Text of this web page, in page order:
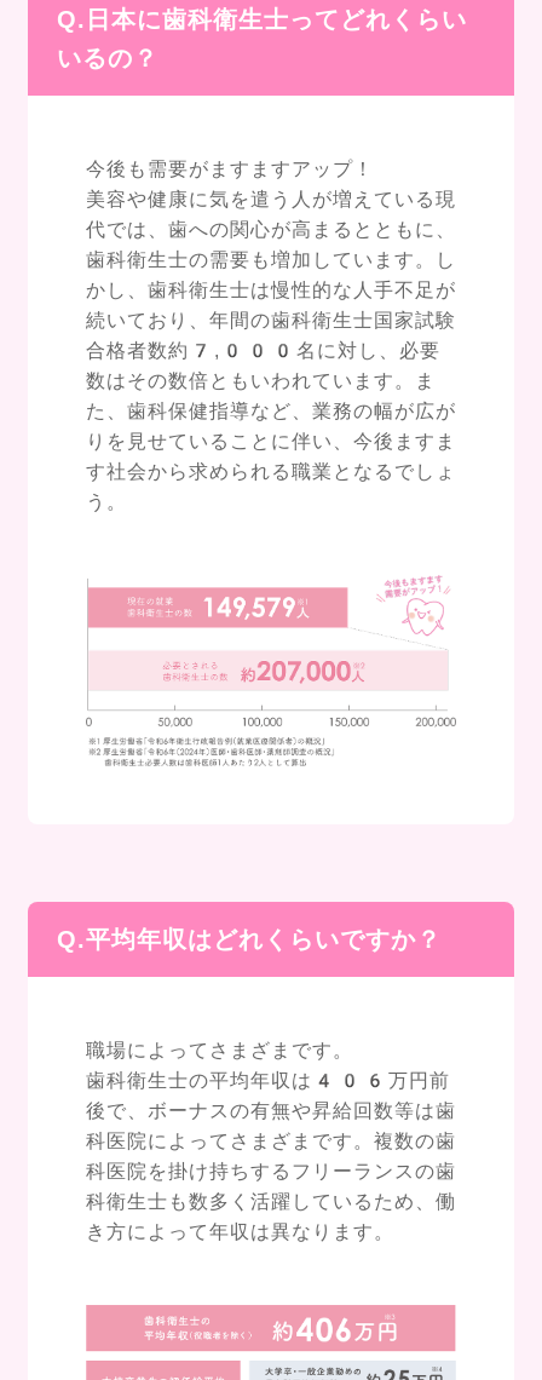
Q.日本に歯科衛生士ってどれくらい
いるの？
今後も需要がますますアップ！
美容や健康に気を遣う人が増えている現
代では、歯への関心が高まるとともに、
歯科衛生士の需要も増加しています。し
かし、歯科衛生士は慢性的な人手不足が
続いており、年間の歯科衛生士国家試験
合格者数約7,000名に対し、必要
数はその数倍ともいわれています。ま
た、歯科保健指導など、業務の幅が広が
りを見せていることに伴い、今後ますま
す社会から求められる職業となるでしょ
う。
Q.平均年収はどれくらいですか？
職場によってさまざまです。
歯科衛生士の平均年収は406万円前
後で、ボーナスの有無や昇給回数等は歯
科医院によってさまざまです。複数の歯
科医院を掛け持ちするフリーランスの歯
科衛生士も数多く活躍しているため、働
き方によって年収は異なります。